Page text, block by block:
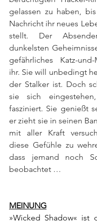
gelassen zu haben,
Nachricht ihr neues
stellt. Der
dunkelsten
gefährliches Katz-
ihr. Sie will unbedingt
der Stalker ist. Doch
sie sich
fasziniert. Sie genießt
er zieht sie in seinen
mit aller Kraft
diese Gefühle zu
dass jemand noch
beobachtet …
MEINUNG
»Wicked Shadow« ist